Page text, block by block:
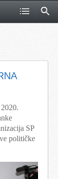
SP
političke